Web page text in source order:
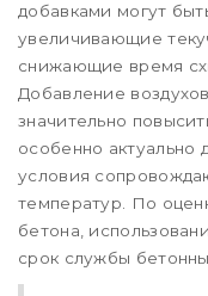
добавками могут
увеличивающие
снижающие время
Добавление
значительно
особенно актуально
условия
температур. По
бетона,
срок службы